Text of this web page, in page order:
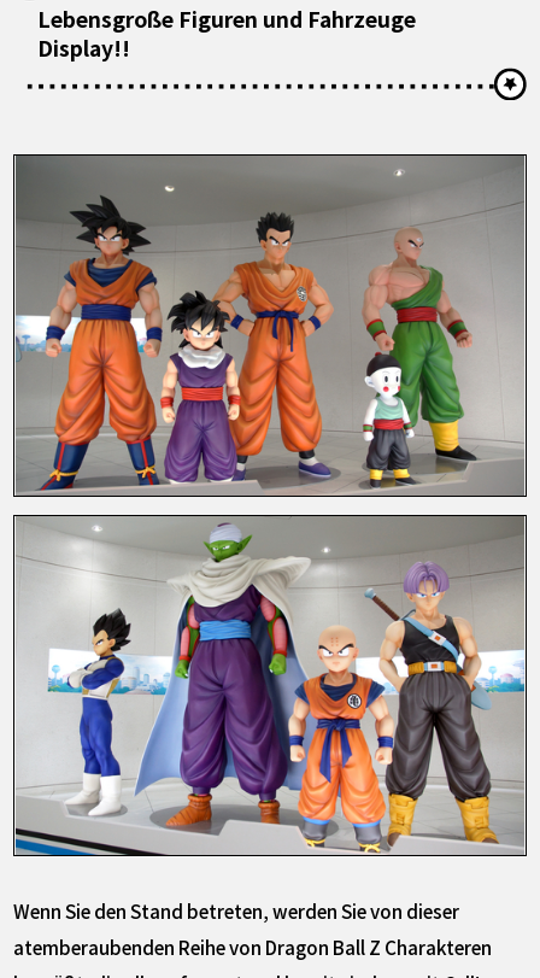
Lebensgroße Figuren und Fahrzeuge
Display!!
Wenn Sie den Stand betreten, werden Sie von dieser
atemberaubenden Reihe von Dragon Ball Z Charakteren